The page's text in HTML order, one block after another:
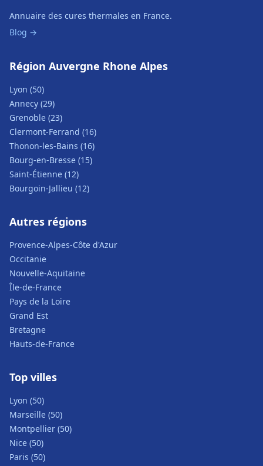
Annuaire des cures thermales en France.
Blog →
Région Auvergne Rhone Alpes
Lyon (50)
Annecy (29)
Grenoble (23)
Clermont-Ferrand (16)
Thonon-les-Bains (16)
Bourg-en-Bresse (15)
Saint-Étienne (12)
Bourgoin-Jallieu (12)
Autres régions
Provence-Alpes-Côte d'Azur
Occitanie
Nouvelle-Aquitaine
Île-de-France
Pays de la Loire
Grand Est
Bretagne
Hauts-de-France
Top villes
Lyon (50)
Marseille (50)
Montpellier (50)
Nice (50)
Paris (50)